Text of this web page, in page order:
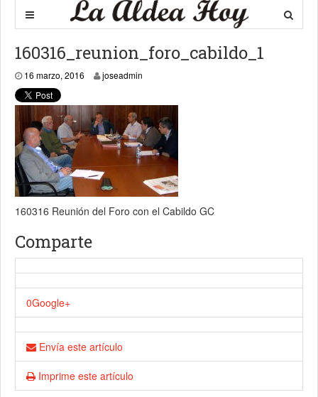
160316_reunion_foro_cabildo_1
16 marzo, 2016 16 marzo, 2016
joseadmin
160316 Reunión del Foro con el Cabildo GC
Comparte
0Google+
Envía este artículo
Imprime este artículo